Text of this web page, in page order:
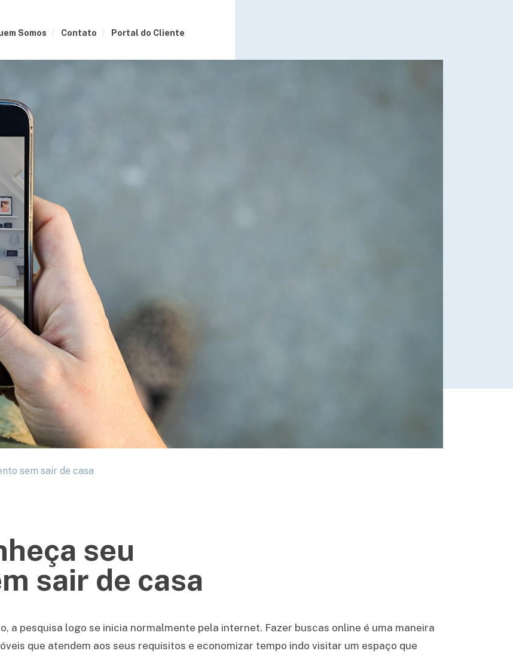
Somos Contato Portal do Cliente
sem sair de casa
seu
sair de casa
a pesquisa logo se inicia normalmente pela internet. Fazer buscas online é uma maneira
que atendem aos seus requisitos e economizar tempo indo visitar um espaço que